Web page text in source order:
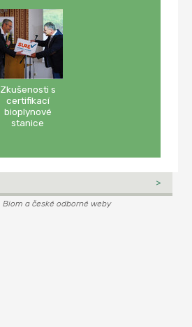
Zkušenosti s
certifikací
bioplynové
stanice
Biom a české odborné weby